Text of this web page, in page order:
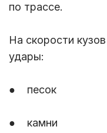
по трассе.
На скорости
удары:
● песок
● камни